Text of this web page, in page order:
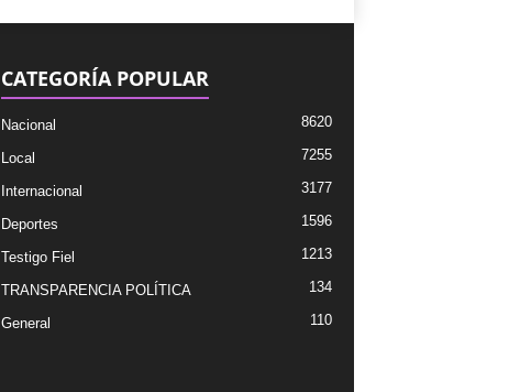
CATEGORÍA POPULAR
Nacional 8620
Local 7255
Internacional 3177
Deportes 1596
Testigo Fiel 1213
TRANSPARENCIA POLÍTICA 134
General 110